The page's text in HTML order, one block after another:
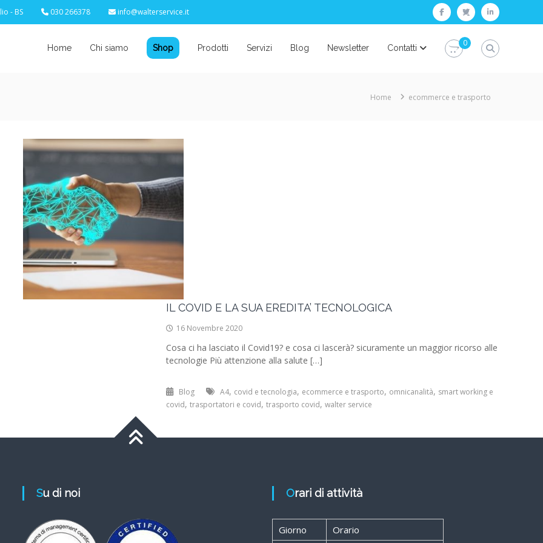
- BS 030 266378 info@walterservice.it facebooktwitterlinkedin
Home Chi siamo Shop Prodotti Servizi Blog Newsletter Contatti
0
Home ecommerce e trasporto
IL COVID E LA SUA EREDITA’ TECNOLOGICA
16 Novembre 2020
Cosa ci ha lasciato il Covid19? e cosa ci lascerà? sicuramente un maggior ricorso alle
tecnologie Più attenzione alla salute […]
Blog A4, covid e tecnologia, ecommerce e trasporto, omnicanalità, smart working e
covid, trasportatori e covid, trasporto covid, walter service
Su di noi Orari di attività
Giorno Orario